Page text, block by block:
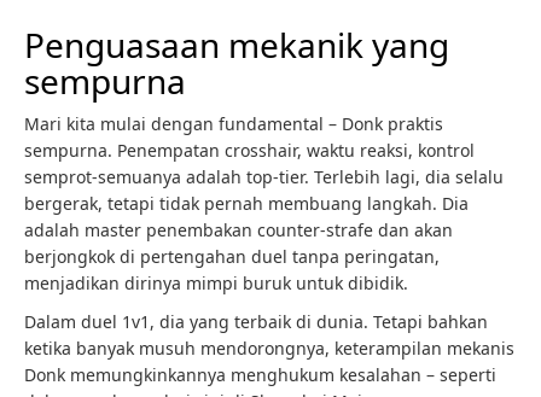
Penguasaan mekanik yang
sempurna
Mari kita mulai dengan fundamental – Donk praktis
sempurna. Penempatan crosshair, waktu reaksi, kontrol
semprot-semuanya adalah top-tier. Terlebih lagi, dia selalu
bergerak, tetapi tidak pernah membuang langkah. Dia
adalah master penembakan counter-strafe dan akan
berjongkok di pertengahan duel tanpa peringatan,
menjadikan dirinya mimpi buruk untuk dibidik.
Dalam duel 1v1, dia yang terbaik di dunia. Tetapi bahkan
ketika banyak musuh mendorongnya, keterampilan mekanis
Donk memungkinkannya menghukum kesalahan – seperti